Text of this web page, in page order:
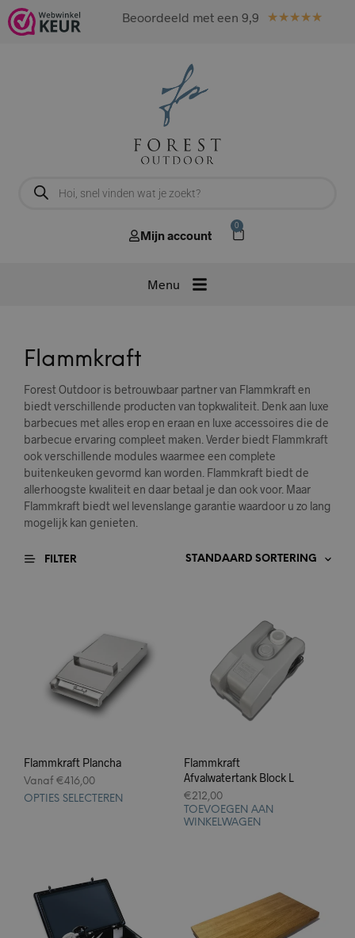
Beoordeeld met een 9,9 ★★★★★
Mijn account
0
Flammkraft
Forest Outdoor is betrouwbaar partner van Flammkraft en
biedt verschillende producten van topkwaliteit. Denk aan luxe
barbecues met alles erop en eraan en luxe accessoires die de
barbecue ervaring compleet maken. Verder biedt Flammkraft
ook verschillende modules waarmee een complete
buitenkeuken gevormd kan worden. Flammkraft biedt de
allerhoogste kwaliteit en daar betaal je dan ook voor. Maar
Flammkraft biedt wel levenslange garantie waardoor u zo lang
mogelijk kan genieten.
FILTER
Flammkraft Plancha
Vanaf €416,00
OPTIES SELECTEREN
Flammkraft
Afvalwatertank Block L
€212,00
TOEVOEGEN AAN
WINKELWAGEN